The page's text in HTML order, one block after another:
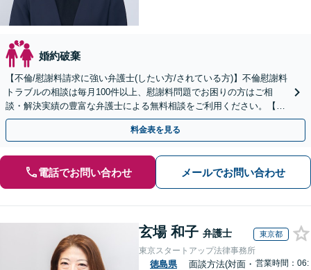
婚約破棄
【不倫/慰謝料請求に強い弁護士(したい方/されている方)】不倫慰謝料
トラブルの相談は毎月100件以上、慰謝料問題でお困りの方はご相
談・解決実績の豊富な弁護士による無料相談をご利用ください。【不
倫相談は初回0円】【全国対応】
料金表を見る
電話でお問い合わせ メールでお問い合わせ
玄場 和子 弁護士 東京都
東京スタートアップ法律事務所
徳島県
面談方法(対面・ 営業時間：06: